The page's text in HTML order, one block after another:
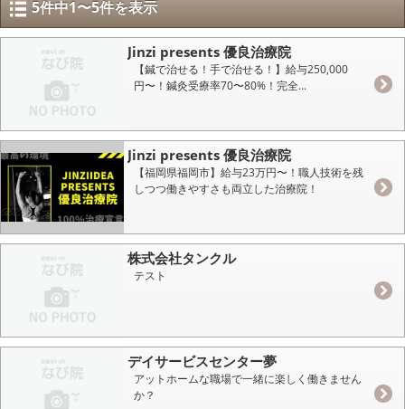
5件中1〜5件を表示
Jinzi presents 優良治療院
【鍼で治せる！手で治せる！】給与250,000
円〜！鍼灸受療率70〜80%！完全...
Jinzi presents 優良治療院
【福岡県福岡市】給与23万円〜！職人技術を残
しつつ働きやすさも両立した治療院！
株式会社タンクル
テスト
デイサービスセンター夢
アットホームな職場で一緒に楽しく働きません
か？